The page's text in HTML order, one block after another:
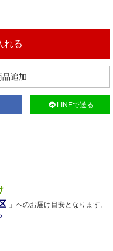
れる
品追加
LINEで送る
」へのお届け目安となります。